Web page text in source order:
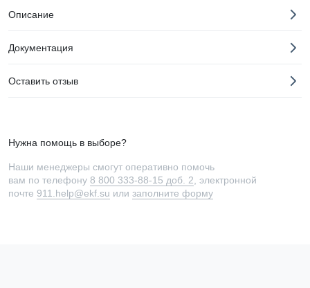
Описание
Документация
Оставить отзыв
Нужна помощь в выборе?
Наши менеджеры смогут оперативно помочь
вам по телефону 8 800 333-88-15 доб. 2 , электронной
почте 911.help@ekf.su или заполните форму